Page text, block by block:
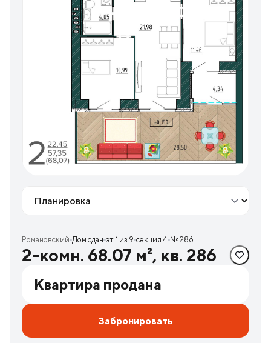
Романовский Дом сдан эт. 1 из 9 секция 4 №286
2-комн. 68.07 м², кв. 286
Квартира продана
Забронировать